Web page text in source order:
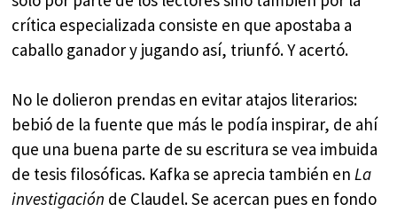
crítica especializada consiste en que apostaba a
caballo ganador y jugando así, triunfó. Y acertó.
No le dolieron prendas en evitar atajos literarios:
bebió de la fuente que más le podía inspirar, de ahí
que una buena parte de su escritura se vea imbuida
de tesis filosóficas. Kafka se aprecia también enLa
investigación de Claudel. Se acercan pues en fondo